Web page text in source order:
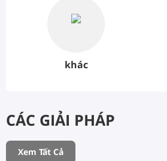
khác
CÁC GIẢI PHÁP
Xem Tất Cả